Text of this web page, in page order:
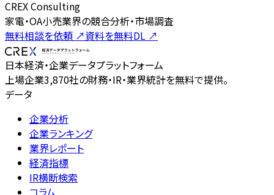
CREX Consulting
家電・OA小売業界の競合分析・市場調査
無料相談を依頼 ↗資料を無料DL ↗
日本経済・企業データプラットフォーム
上場企業3,870社の財務・IR・業界統計を無料で提供。
データ
企業分析
企業ランキング
業界レポート
経済指標
IR横断検索
コラム